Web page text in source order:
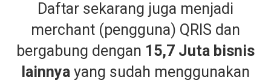
Daftar sekarang juga menjadi
merchant (pengguna) QRIS dan
bergabung dengan 15,7 Juta bisnis
lainnya yang sudah menggunakan